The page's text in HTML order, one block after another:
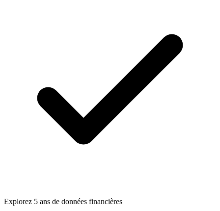
Explorez 5 ans de données financières